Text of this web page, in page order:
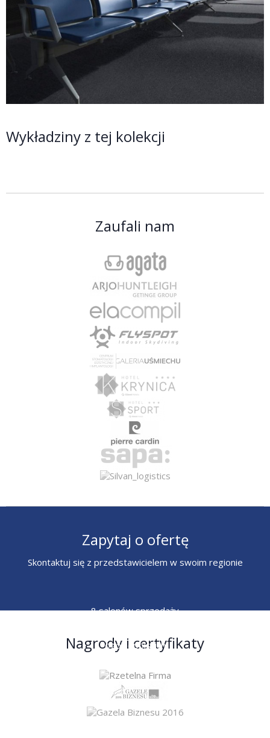
Wykładziny z tej kolekcji
Zaufali nam
Zapytaj o ofertę
Skontaktuj się z przedstawicielem w swoim regionie
8 salonów sprzedaży
ogólnopolskich
Nagrody i certyfikaty